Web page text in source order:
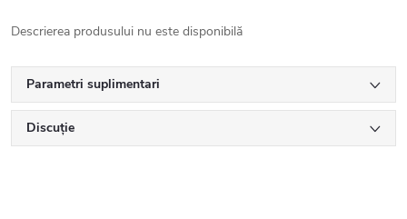
Descrierea produsului nu este disponibilă
Parametri suplimentari
Discuţie